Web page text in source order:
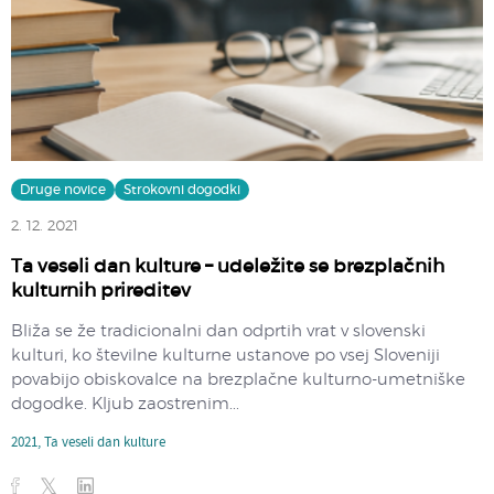
Druge novice Strokovni dogodki
2. 12. 2021
Ta veseli dan kulture – udeležite se brezplačnih
kulturnih prireditev
Bliža se že tradicionalni dan odprtih vrat v slovenski
kulturi, ko številne kulturne ustanove po vsej Sloveniji
povabijo obiskovalce na brezplačne kulturno-umetniške
dogodke. Kljub zaostrenim...
2021,Ta veseli dan kulture